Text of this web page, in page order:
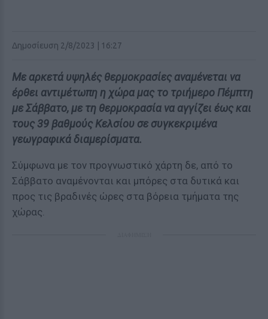
Δημοσίευση 2/8/2023 | 16:27
Με αρκετά υψηλές θερμοκρασίες αναμένεται να
έρθει αντιμέτωπη η χώρα μας το τριήμερο Πέμπτη
με Σάββατο, με τη θερμοκρασία να αγγίζει έως και
τους 39 βαθμούς Κελσίου σε συγκεκριμένα
γεωγραφικά διαμερίσματα.
Σύμφωνα με τον προγνωστικό χάρτη δε, από το
Σάββατο αναμένονται και μπόρες στα δυτικά και
προς τις βραδινές ώρες στα βόρεια τμήματα της
χώρας.